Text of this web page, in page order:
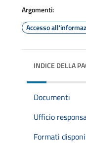
Argomenti:
Accesso
INDICE DELLA
Documenti
Ufficio
Formati